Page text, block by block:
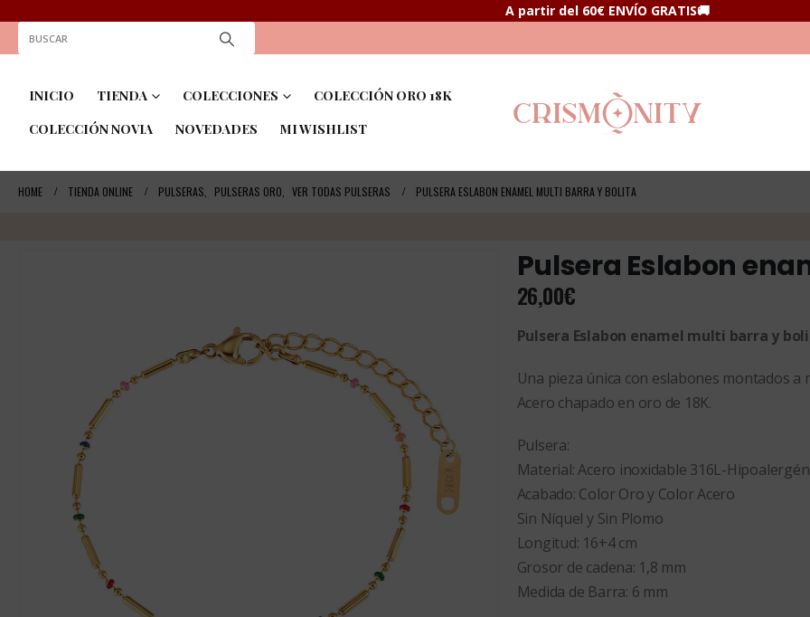
A partir del 60€ ENVÍO GRATIS🚚
INICIO TIENDA COLECCIONES
COLECCIÓN ORO 18K
COLECCIÓN NOVIA
NOVEDADES MI WISHLIST
HOME TIENDA ONLINE PULSERAS PULSERAS ORO VER TODAS PULSERAS PULSERA ESLABON ENAMEL MULTI BARRA Y BOLITA
Pulsera Eslabon
26,00€
Pulsera Eslabon enamel multi barra y
Una pieza única con eslabones montados
Acero chapado en oro de 18K.
Pulsera:
Material: Acero inoxidable 316L-
Acabado: Color Oro y Color Acero
Sin Níquel y Sin Plomo
Longitud: 16+4 cm
Grosor de cadena: 1,8 mm
Medida de Barra: 6 mm